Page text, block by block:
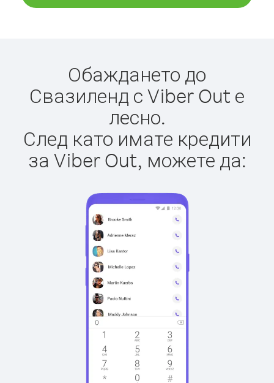
Обаждането до
Свазиленд с Viber Out е
лесно.
След като имате кредити
за Viber Out, можете да: